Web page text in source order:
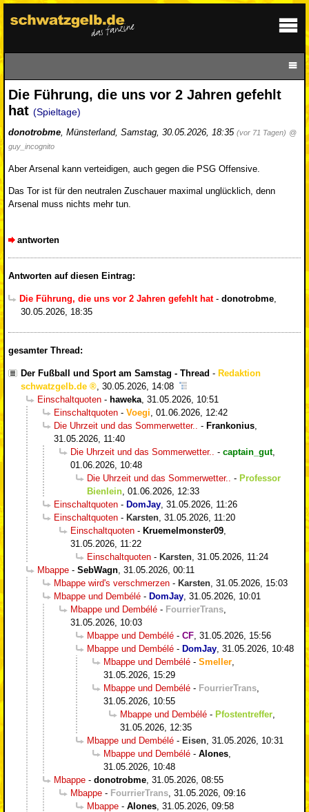
Die Führung, die uns vor 2 Jahren gefehlt
hat (Spieltage)
donotrobme, Münsterland, Samstag, 30.05.2026, 18:35 (vor 71 Tagen) @
guy_incognito
Aber Arsenal kann verteidigen, auch gegen die PSG Offensive.
Das Tor ist für den neutralen Zuschauer maximal unglücklich, denn
Arsenal muss nichts mehr tun.
antworten
Antworten auf diesen Eintrag:
Die Führung, die uns vor 2 Jahren gefehlt hat- donotrobme,
30.05.2026, 18:35
gesamter Thread:
Der Fußball und Sport am Samstag - Thread - Redaktion
schwatzgelb.de
30.05.2026, 14:08
Einschaltquoten - haweka 31.05.2026, 10:51
Einschaltquoten - Voegi 01.06.2026, 12:42
Die Uhrzeit und das Sommerwetter..
- Frankonius
31.05.2026, 11:40
Die Uhrzeit und das Sommerwetter..
- captain_gut,
01.06.2026, 10:48
Die Uhrzeit und das Sommerwetter..
- Professor
Bienlein 01.06.2026, 12:33
Einschaltquoten - DomJay 31.05.2026, 11:26
Einschaltquoten - Karsten 31.05.2026, 11:20
Einschaltquoten - Kruemelmonster09
31.05.2026, 11:22
Einschaltquoten - Karsten 31.05.2026, 11:24
Mbappe - SebWagn 31.05.2026, 00:11
Mbappe wird's verschmerzen - Karsten 31.05.2026, 15:03
Mbappe und Dembélé - DomJay 31.05.2026, 10:01
Mbappe und Dembélé - FourrierTrans
31.05.2026, 10:03
Mbappe und Dembélé - CF 31.05.2026, 15:56
Mbappe und Dembélé - DomJay 31.05.2026, 10:48
Mbappe und Dembélé - Smeller
31.05.2026, 15:29
Mbappe und Dembélé - FourrierTrans
31.05.2026, 10:55
Mbappe und Dembélé - Pfostentreffer
31.05.2026, 12:35
Mbappe und Dembélé - Eisen 31.05.2026, 10:31
Mbappe und Dembélé - Alones
31.05.2026, 10:48
Mbappe - donotrobme 31.05.2026, 08:55
Mbappe - FourrierTrans 31.05.2026, 09:16
Mbappe - Alones 31.05.2026, 09:58